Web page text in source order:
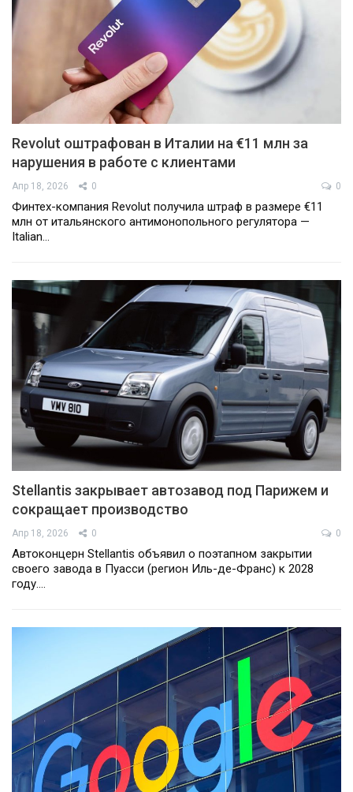
Revolut оштрафован в Италии на €11 млн за
нарушения в работе с клиентами
Апр 18, 2026 0 0
Финтех-компания Revolut получила штраф в размере €11
млн от итальянского антимонопольного регулятора —
Italian…
Stellantis закрывает автозавод под Парижем и
сокращает производство
Апр 18, 2026 0 0
Автоконцерн Stellantis объявил о поэтапном закрытии
своего завода в Пуасси (регион Иль-де-Франс) к 2028
году.…